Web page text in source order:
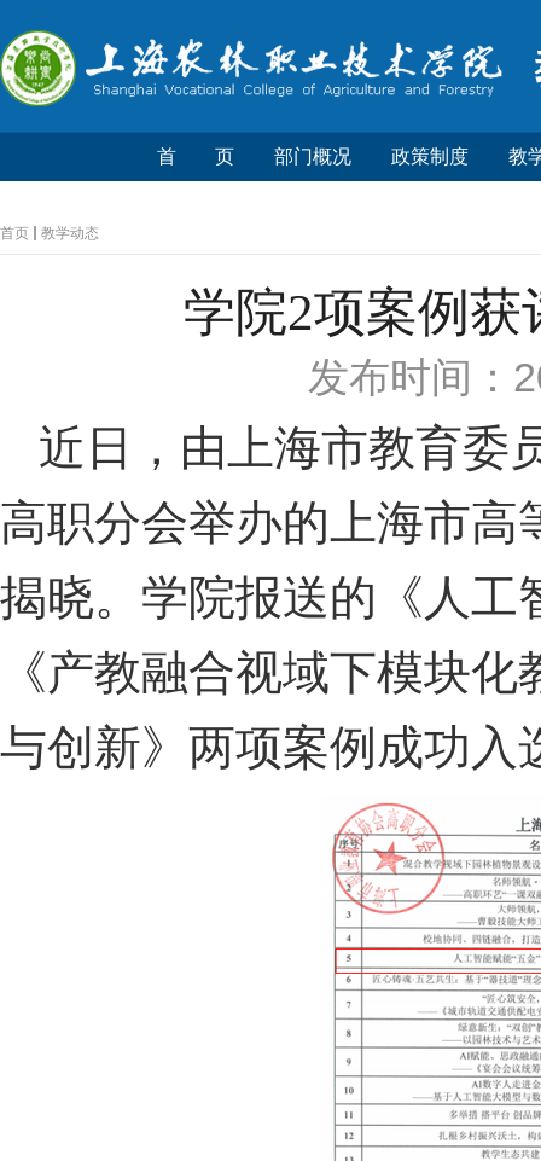
首 页 部门概况 政策制度 教
首页 教学动态
学院2项案例
发布时间：
近日，由上海市教育委
高职分会举办的上海市
揭晓。学院报送的《人工
《产教融合视域下模块
与创新》两项案例成功入